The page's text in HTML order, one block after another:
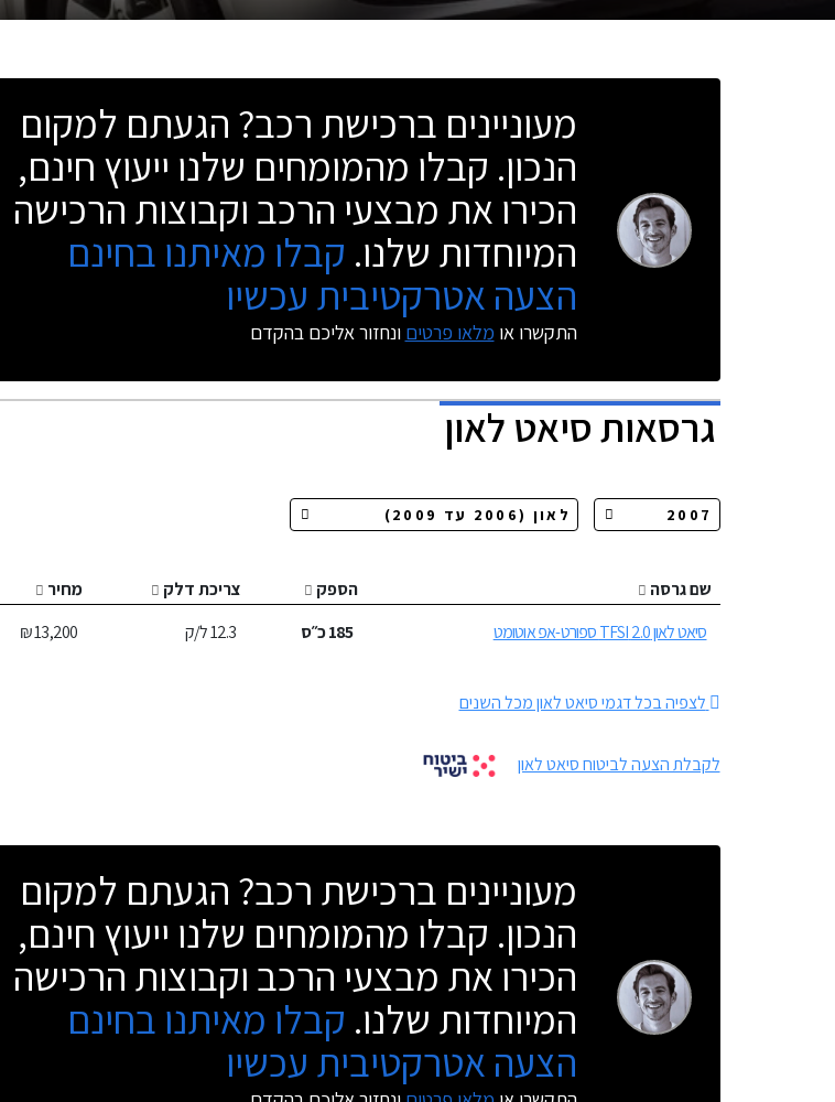
מעוניינים ברכישת רכב? הגעתם למקום
הנכון. קבלו מהמומחים שלנו ייעוץ חינם,
הכירו את מבצעי הרכב וקבוצות הרכישה
המיוחדות שלנו. קבלו מאיתנו בחינם
הצעה אטרקטיבית עכשיו
התקשרו או מלאו פרטים ונחזור אליכם בהקדם
גרסאותסיאט לאון
שם גרסה הספק צריכת דלק מחיר
סיאט לאון 2.0 TFSI ספורט-אפ אוטומט
185כ״ס 12.3ל/ק 13,200 ₪
לצפיה בכל דגמי סיאט לאון מכל השנים
לקבלת הצעה לביטוח סיאט לאון
מעוניינים ברכישת רכב? הגעתם למקום
הנכון. קבלו מהמומחים שלנו ייעוץ חינם,
הכירו את מבצעי הרכב וקבוצות הרכישה
המיוחדות שלנו. קבלו מאיתנו בחינם
הצעה אטרקטיבית עכשיו